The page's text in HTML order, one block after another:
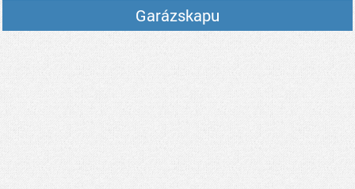
Garázskapu